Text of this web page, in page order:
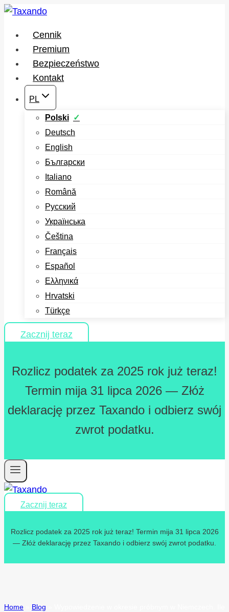
Przejdź
treści
Cennik
Premium
Bezpieczeństwo
Kontakt
PL
Polski
Deutsch
English
Български
Italiano
Română
Русский
Українська
Čeština
Français
Español
Ελληνικά
Hrvatski
Türkçe
Zacznij teraz
Rozlicz podatek za 2025 rok już teraz!
Termin mija 31 lipca 2026 — Złóż
deklarację przez Taxando i odbierz swój
zwrot podatku.
Zacznij teraz
Rozlicz podatek za 2025 rok już teraz! Termin mija 31 lipca 2026
— Złóż deklarację przez Taxando i odbierz swój zwrot podatku.
Home Blog